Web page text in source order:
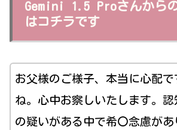
Gemini 1.5 Proさんから
はコチラです
お父様のご様子、本当に心配で
ね。心中お察しいたします。認
の疑いがある中で希〇念慮があ